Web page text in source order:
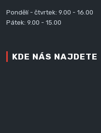
Pondělí - čtvrtek: 9.00 - 16.00
Pátek: 9.00 - 15.00
KDE NÁS NAJDETE